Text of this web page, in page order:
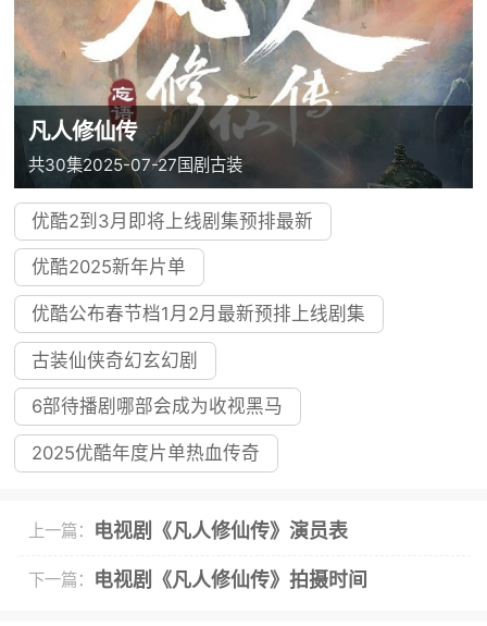
凡人修仙传
共30集2025-07-27国剧古装
优酷2到3月即将上线剧集预排最新
优酷2025新年片单
优酷公布春节档1月2月最新预排上线剧集
古装仙侠奇幻玄幻剧
6部待播剧哪部会成为收视黑马
2025优酷年度片单热血传奇
上一篇： 电视剧《凡人修仙传》演员表
下一篇： 电视剧《凡人修仙传》拍摄时间